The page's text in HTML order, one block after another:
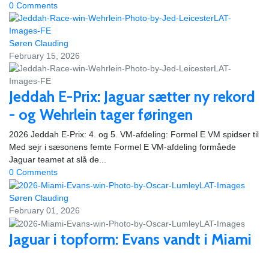
0 Comments
Søren Clauding
February 15, 2026
Jeddah E-Prix: Jaguar sætter ny rekord
- og Wehrlein tager føringen
2026 Jeddah E-Prix: 4. og 5. VM-afdeling: Formel E VM spidser til
Med sejr i sæsonens femte Formel E VM-afdeling formåede
Jaguar teamet at slå de...
0 Comments
Søren Clauding
February 01, 2026
Jaguar i topform: Evans vandt i Miami